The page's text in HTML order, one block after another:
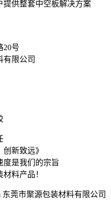
提供整套中空板解决方案
20号
有限公司
新致远》
度是我们的宗旨
料产品！
东莞市聚源包装材料有限公司